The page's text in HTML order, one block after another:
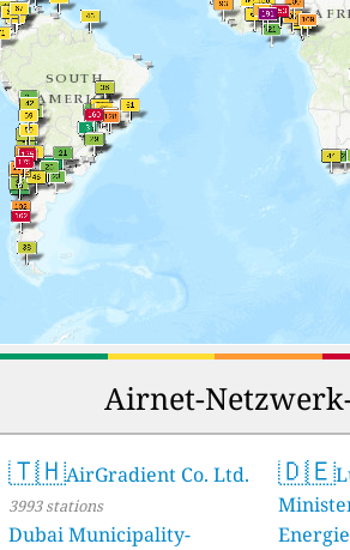
Airnet-
🇹🇭AirGradient Co. Ltd.
3993 stations
Dubai Municipality-
🇩🇪